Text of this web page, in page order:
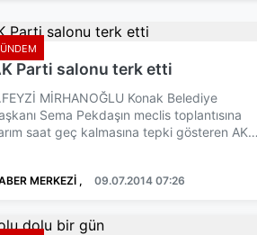
Parti salonu terk etti
MİRHANOĞLU Konak Belediye
Sema Pekdaşın meclis toplantısına
saat geç kalmasına tepki gösteren AK
MERKEZİ , 09.07.2014 07:26